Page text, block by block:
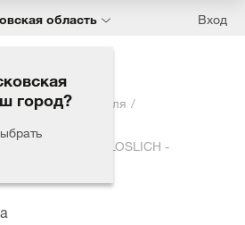
область
город?
Вход
автомобиля
WASSERLOSLICH -
основе, (5 л).